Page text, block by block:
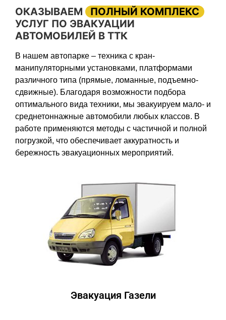
ОКАЗЫВАЕМ
ПОЛНЫЙ КОМПЛЕКС
УСЛУГ ПО ЭВАКУАЦИИ
АВТОМОБИЛЕЙ В ТТК
В нашем автопарке – техника с кран-
манипуляторными установками, платформами
различного типа (прямые, ломанные, подъемно-
сдвижные). Благодаря возможности подбора
оптимального вида техники, мы эвакуируем мало- и
среднетоннажные автомобили любых классов. В
работе применяются методы с частичной и полной
погрузкой, что обеспечивает аккуратность и
бережность эвакуационных мероприятий.
Эвакуация Газели